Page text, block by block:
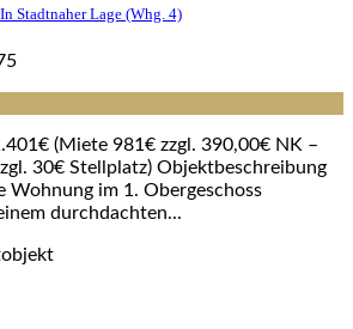
Stadtnaher Lage (whg. 4)
(Miete 981€ zzgl. 390,00€ NK –
30€ Stellplatz) Objektbeschreibung
Wohnung im 1. Obergeschoss
durchdachten...